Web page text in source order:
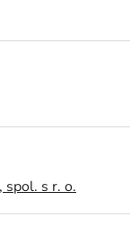
spol. s r. o.